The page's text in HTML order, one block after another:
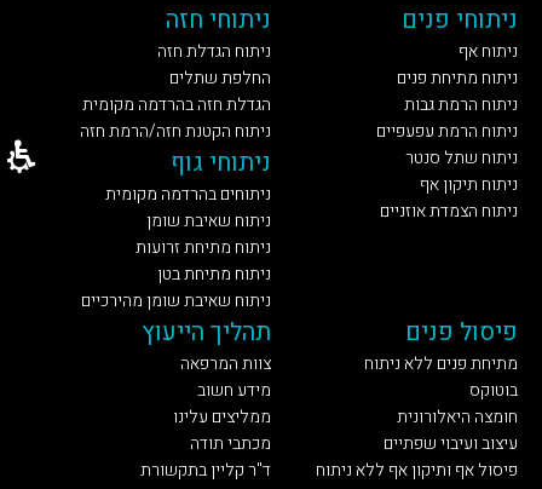
ניתוחי פנים
ניתוח אף
ניתוח מתיחת פנים
ניתוח הרמת גבות
ניתוח הרמת עפעפיים
ניתוח שתל סנטר
ניתוח תיקון אף
ניתוח הצמדת אוזניים
ניתוחי חזה
ניתוח הגדלת חזה
החלפת שתלים
הגדלת חזה בהרדמה מקומית
ניתוח הקטנת חזה/הרמת חזה
ניתוחי גוף
ניתוחים בהרדמה מקומית
ניתוח שאיבת שומן
ניתוח מתיחת זרועות
ניתוח מתיחת בטן
ניתוח שאיבת שומן מהירכיים
פיסול פנים
מתיחת פנים ללא ניתוח
בוטוקס
חומצה היאלורונית
עיצוב ועיבוי שפתיים
פיסול אף ותיקון אף ללא ניתוח
תהליך הייעוץ
צוות המרפאה
מידע חשוב
ממליצים עלינו
מכתבי תודה
ד"ר קליין בתקשורת